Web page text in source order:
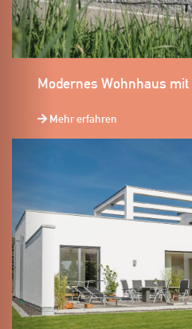
Modernes Wohnhaus
Mehr erfahren